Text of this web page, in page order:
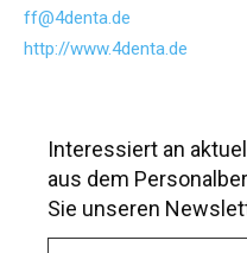
ff@4denta.de
http://www.4denta.de
Interessiert an
aus dem
Sie unseren